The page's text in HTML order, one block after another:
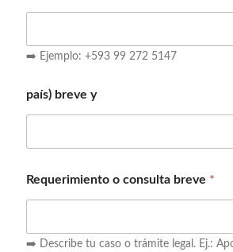
➡️ Ejemplo: +593 99 272 5147
país) breve y
Requerimiento o consulta breve *
➡️ Describe tu caso o trámite legal. Ej.: